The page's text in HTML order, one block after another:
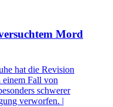
Mord
hat die Revision
einem Fall von
schwerer
verworfen. |